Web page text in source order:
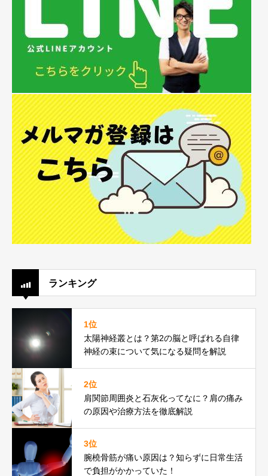
ランキング
1位
太陽神経叢とは？第2の脳と呼ばれる自律
神経の束について気になる疑問を解説
2位
肩関節周囲炎と石灰化ってなに？肩の痛み
の原因や治療方法を徹底解説
3位
腕橈骨筋が痛い原因は？知らずに日常生活
で負担がかかっていた！